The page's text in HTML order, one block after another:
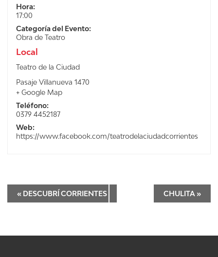
Hora:
17:00
Categoría del Evento:
Obra de Teatro
Local
Teatro de la Ciudad
Pasaje Villanueva 1470
+ Google Map
Teléfono:
0379 4452187
Web:
https://www.facebook.com/teatrodelaciudadcorrientes
« DESCUBRÍ CORRIENTES CHULITA »